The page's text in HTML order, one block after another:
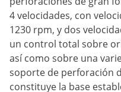
4 velocidades, con
1230 rpm, y dos
un control total sobre
así como sobre una
soporte de perforación
constituye la base